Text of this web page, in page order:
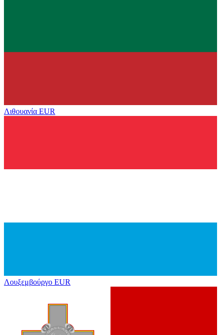
Λιθουανία EUR
Λουξεμβούργο EUR